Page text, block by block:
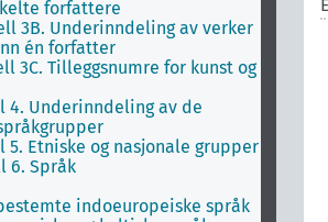
forfattere
3B. Underinndeling av verker
én forfatter
3C. Tilleggsnumre for kunst og
4. Underinndeling av de
Etniske og nasjonale grupper
6. Språk
indoeuropeiske språk